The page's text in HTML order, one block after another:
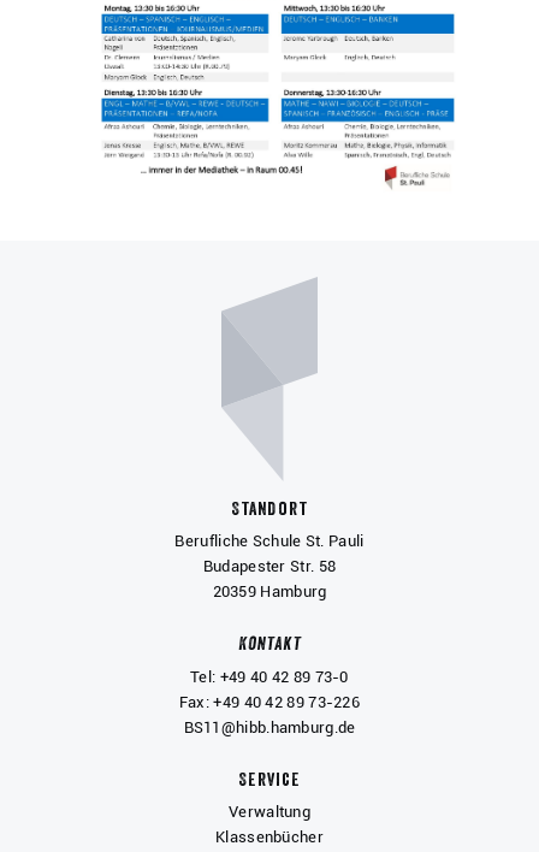
Standort
Berufliche Schule St. Pauli
Budapester Str. 58
20359 Hamburg
Kontakt
Tel: +49 40 42 89 73-0
Fax: +49 40 42 89 73-226
BS11@hibb.hamburg.de
Service
Verwaltung
Klassenbücher